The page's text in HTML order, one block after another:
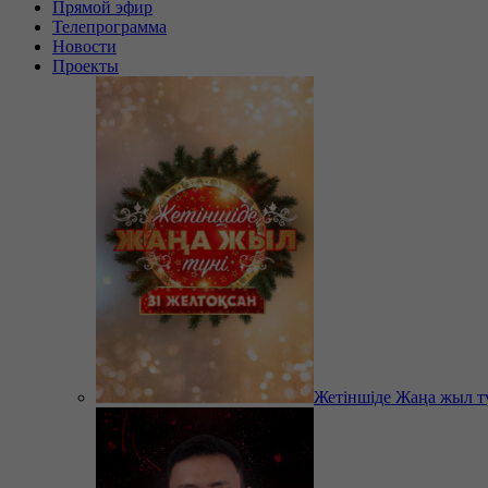
Прямой эфир
Телепрограмма
Новости
Проекты
Жетіншіде Жаңа жыл